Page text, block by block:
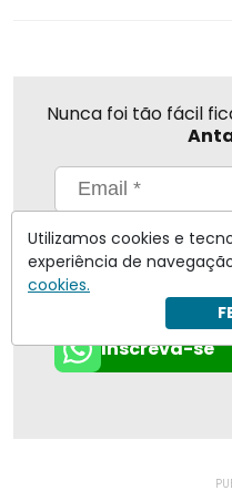
Nunca foi tão fácil
Eu concordo em receber
Inscreva-se
Utilizamos cookies e
experiência de
cookies.